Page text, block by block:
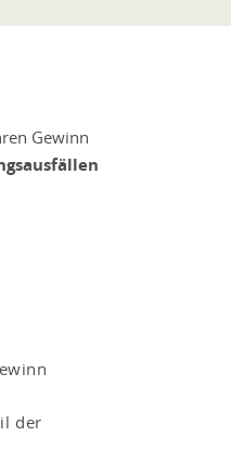
Gewinn
der